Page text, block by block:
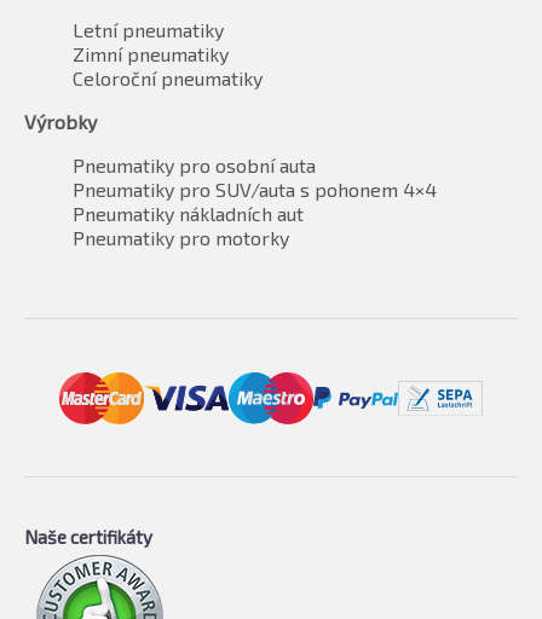
Letní pneumatiky
Zimní pneumatiky
Celoroční pneumatiky
Výrobky
Pneumatiky pro osobní auta
Pneumatiky pro SUV/auta s pohonem 4×4
Pneumatiky nákladních aut
Pneumatiky pro motorky
Naše certifikáty